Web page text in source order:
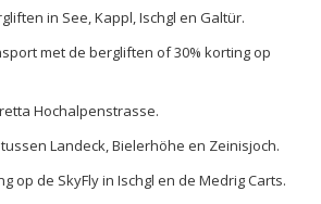
in See, Kappl, Ischgl en Galtür.
met de bergliften of 30% korting op
Hochalpenstrasse.
Landeck, Bielerhöhe en Zeinisjoch.
op de SkyFly in Ischgl en de Medrig Carts.